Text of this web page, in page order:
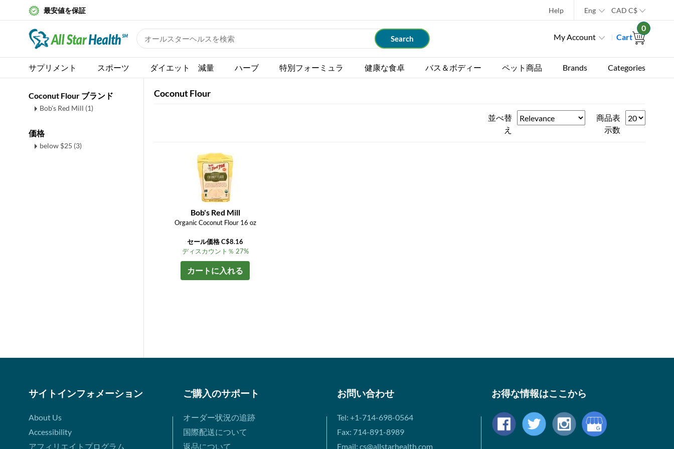
最安値を保証 Help Eng CAD C$
My Account Cart
0
サプリメント スポーツ ダイエット 減量 ハーブ 特別フォーミュラ 健康な食卓 バス＆ボディー ペット商品 Brands Categories
Coconut Flour ブランド
Bob's Red Mill (1)
価格
below $25 (3)
Coconut Flour
並べ替
え
商品表
示数
Bob's Red Mill
Organic Coconut Flour 16 oz
セール価格 C$8.16
ディスカウント％ 27%
カートに入れる
サイトインフォメーション
About Us
Accessibility
アフィリエイトプログラム
ご購入のサポート
オーダー状況の追跡
国際配送について
返品について
お問い合わせ
Tel: +1-714-698-0564
Fax: 714-891-8989
Email: cs@allstarhealth.com
お得な情報はここから